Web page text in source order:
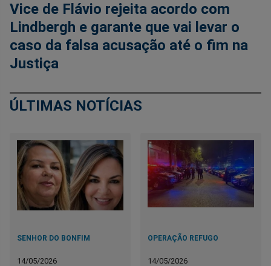
Vice de Flávio rejeita acordo com
Lindbergh e garante que vai levar o
caso da falsa acusação até o fim na
Justiça
ÚLTIMAS NOTÍCIAS
SENHOR DO BONFIM
14/05/2026
OPERAÇÃO REFUGO
14/05/2026